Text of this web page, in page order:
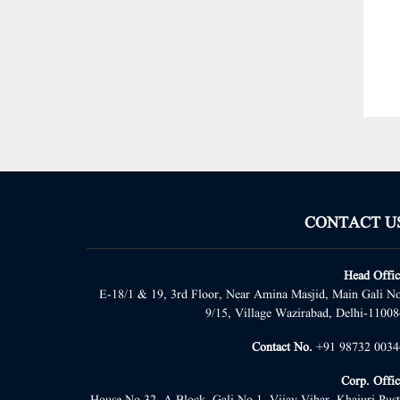
CONTACT
Head
E-18/1 & 19, 3rd Floor, Near Amina Masjid, Main Gali
9/15, Village Wazirabad, Delhi-
Contact No. +91 98732
Corp.